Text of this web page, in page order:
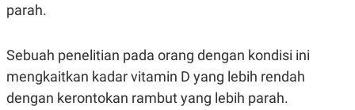
parah.
Sebuah penelitian pada orang dengan kondisi ini
mengkaitkan kadar vitamin D yang lebih rendah
dengan kerontokan rambut yang lebih parah.